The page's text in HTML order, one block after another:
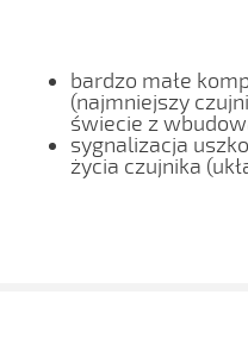
bardzo małe
(najmniejszy
świecie z
sygnalizacja
życia czujnika